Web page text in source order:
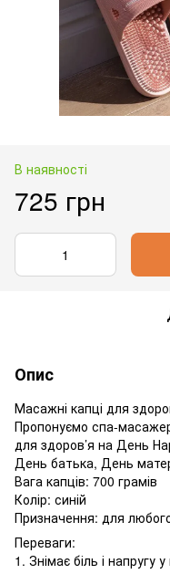
В наявності
725 грн
Опис
Масажні капці для
Пропонуємо спа-
для здоров’я на День
День батька, День
Вага капців: 700 грамів
Колір: синій
Призначення: для
Переваги:
1. Знімає біль і напругу